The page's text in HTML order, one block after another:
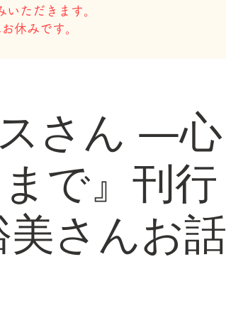
ただきます。
休みです。
スさん ―心
で』刊行
さんお話